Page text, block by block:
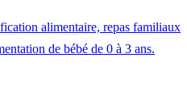
alimentaire, repas familiaux
de bébé de 0 à 3 ans.